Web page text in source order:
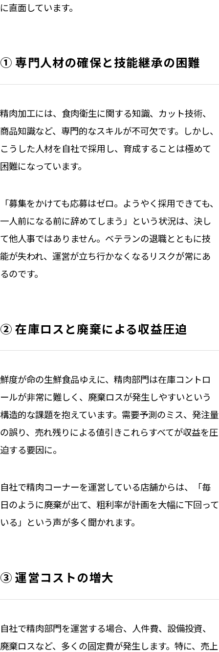
に直面しています。
① 専門人材の確保と技能継承の困難
精肉加工には、食肉衛生に関する知識、カット技術、
商品知識など、専門的なスキルが不可欠です。しかし、
こうした人材を自社で採用し、育成することは極めて
困難になっています。
「募集をかけても応募はゼロ。ようやく採用できても、
一人前になる前に辞めてしまう」という状況は、決し
て他人事ではありません。ベテランの退職とともに技
能が失われ、運営が立ち行かなくなるリスクが常にあ
るのです。
② 在庫ロスと廃棄による収益圧迫
鮮度が命の生鮮食品ゆえに、精肉部門は在庫コントロ
ールが非常に難しく、廃棄ロスが発生しやすいという
構造的な課題を抱えています。需要予測のミス、発注量
の誤り、売れ残りによる値引き――これらすべてが収益を圧
迫する要因に。
自社で精肉コーナーを運営している店舗からは、「毎
日のように廃棄が出て、粗利率が計画を大幅に下回って
いる」という声が多く聞かれます。
③ 運営コストの増大
自社で精肉部門を運営する場合、人件費、設備投資、
廃棄ロスなど、多くの固定費が発生します。特に、売上